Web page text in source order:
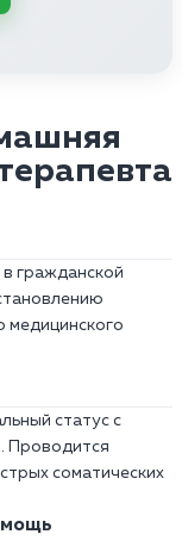
гражданской
медицинского
статус с
Проводится
соматических